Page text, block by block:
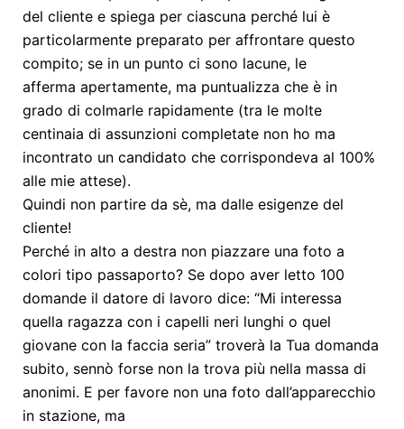
del cliente e spiega per ciascuna perché lui è
particolarmente preparato per affrontare questo
compito; se in un punto ci sono lacune, le
afferma apertamente, ma puntualizza che è in
grado di colmarle rapidamente (tra le molte
centinaia di assunzioni completate non ho ma
incontrato un candidato che corrispondeva al 100%
alle mie attese).
Quindi non partire da sè, ma dalle esigenze del
cliente!
Perché in alto a destra non piazzare una foto a
colori tipo passaporto? Se dopo aver letto 100
domande il datore di lavoro dice: “Mi interessa
quella ragazza con i capelli neri lunghi o quel
giovane con la faccia seria” troverà la Tua domanda
subito, sennò forse non la trova più nella massa di
anonimi. E per favore non una foto dall’apparecchio
in stazione, ma